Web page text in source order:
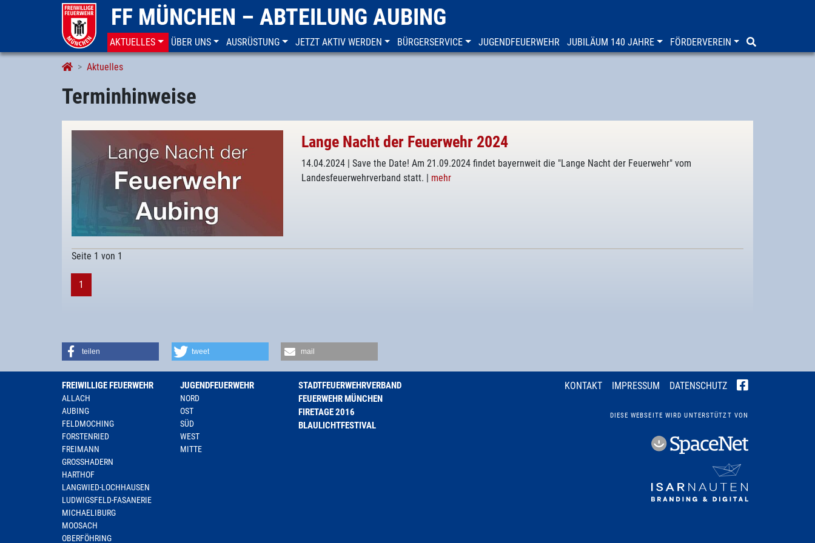
FF MÜNCHEN – ABTEILUNG AUBING
AKTUELLES ÜBER UNS AUSRÜSTUNG JETZT AKTIV WERDEN BÜRGERSERVICE JUGENDFEUERWEHR JUBILÄUM 140 JAHRE FÖRDERVEREIN
Aktuelles
Terminhinweise
Terminhinweise
Lange Nacht der Feuerwehr 2024
14.04.2024 | Save the Date! Am 21.09.2024 findet bayernweit die "Lange Nacht der Feuerwehr" vom
Landesfeuerwehrverband statt. | mehr
Seite 1 von 1
1
teilen tweet mail
FREIWILLIGE FEUERWEHR
ALLACH
AUBING
FELDMOCHING
FORSTENRIED
FREIMANN
GROSSHADERN
HARTHOF
LANGWIED-LOCHHAUSEN
LUDWIGSFELD-FASANERIE
MICHAELIBURG
MOOSACH
OBERFÖHRING
JUGENDFEUERWEHR
NORD
OST
SÜD
WEST
MITTE
STADTFEUERWEHRVERBAND
FEUERWEHR MÜNCHEN
FIRETAGE 2016
BLAULICHTFESTIVAL
KONTAKT IMPRESSUM DATENSCHUTZ
DIESE WEBSEITE WIRD UNTERSTÜTZT VON